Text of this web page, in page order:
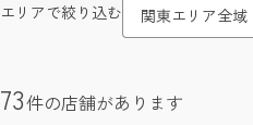
エリアで絞り込む 関東エリア全域
73件の店舗があります